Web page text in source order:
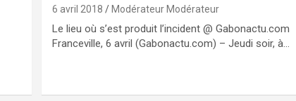
6 avril 2018 Modérateur Modérateur
Le lieu où s’est produit l’incident @ Gabonactu.com
Franceville, 6 avril (Gabonactu.com) – Jeudi soir, à…